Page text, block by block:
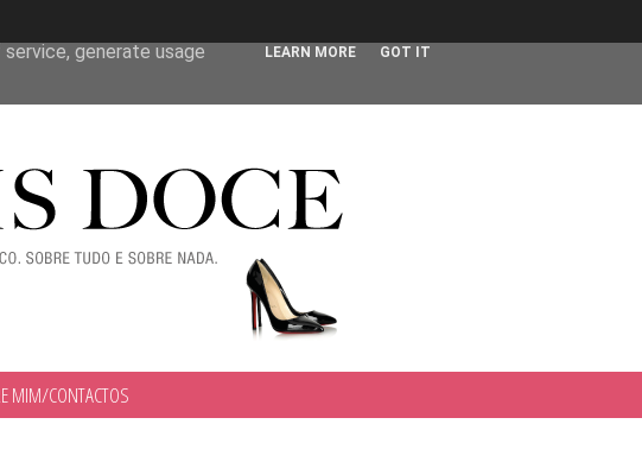
MIM/CONTACTOS
and user-agent
generate usage
LEARN MORE GOT IT